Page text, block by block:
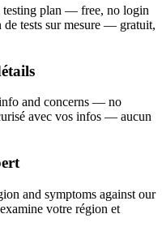
testing plan — free, no login
tests sur mesure — gratuit,
and concerns — no
avec vos infos — aucun
and symptoms against our
votre région et